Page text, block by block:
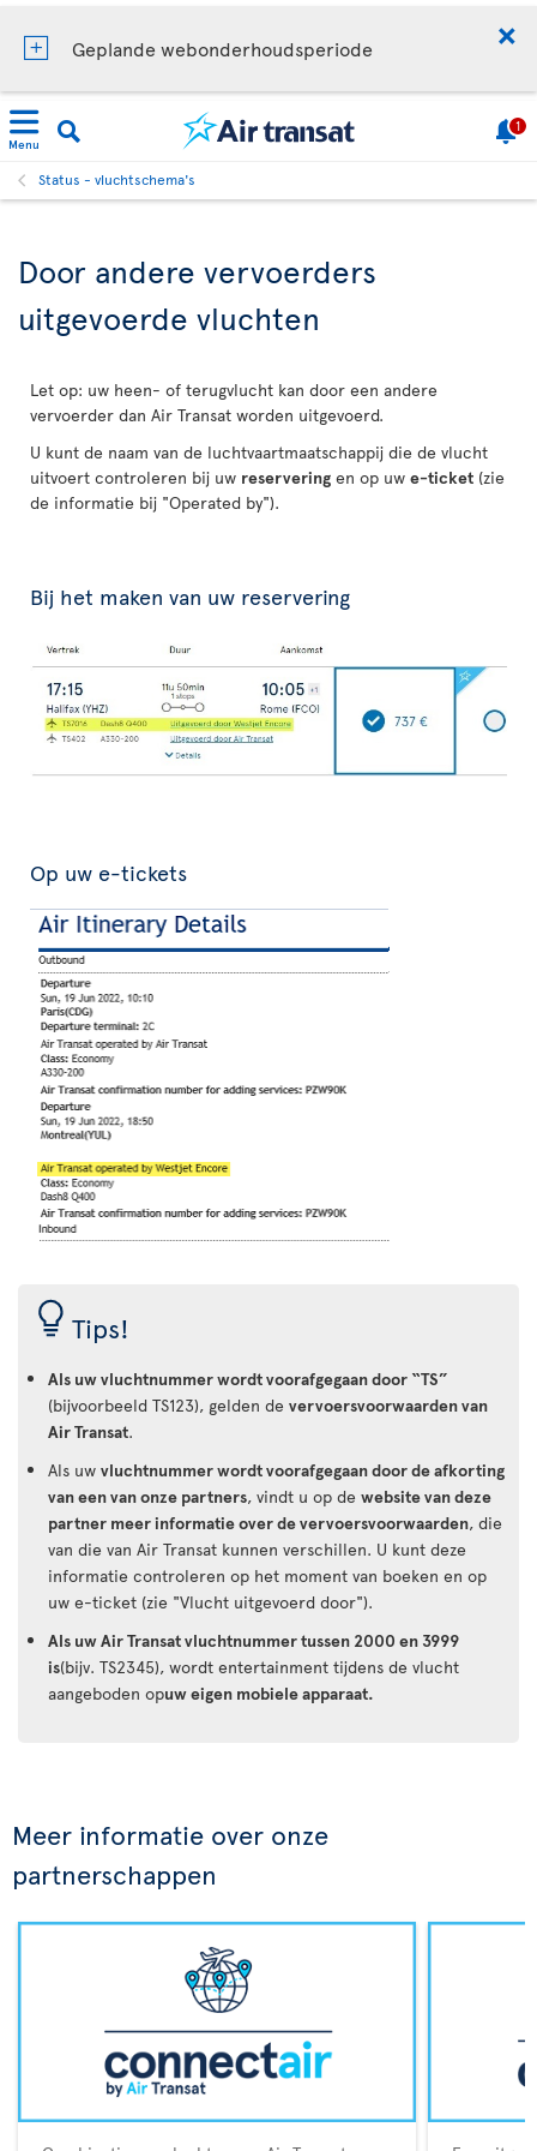
Geplande webonderhoudsperiode
Menu
1
Status - vluchtschema's
Door andere vervoerders
uitgevoerde vluchten
Let op: uw heen- of terugvlucht kan door een andere
vervoerder dan Air Transat worden uitgevoerd.
U kunt de naam van de luchtvaartmaatschappij die de vlucht
uitvoert controleren bij uw reservering en op uw e-ticket (zie
de informatie bij "Operated by").
Bij het maken van uw reservering
Op uw e-tickets
Tips!
Als uw vluchtnummer wordt voorafgegaan door “TS”
(bijvoorbeeld TS123), gelden de vervoersvoorwaarden van
Air Transat.
Als uw vluchtnummer wordt voorafgegaan door de afkorting
van een van onze partners, vindt u op de website van deze
partner meer informatie over de vervoersvoorwaarden, die
van die van Air Transat kunnen verschillen. U kunt deze
informatie controleren op het moment van boeken en op
uw e-ticket (zie "Vlucht uitgevoerd door").
Als uw Air Transat vluchtnummer tussen 2000 en 3999
is(bijv. TS2345), wordt entertainment tijdens de vlucht
aangeboden opuw eigen mobiele apparaat.
Meer informatie over onze
partnerschappen